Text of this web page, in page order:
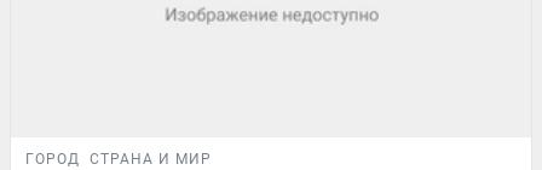
ГОРОД СТРАНА И МИР